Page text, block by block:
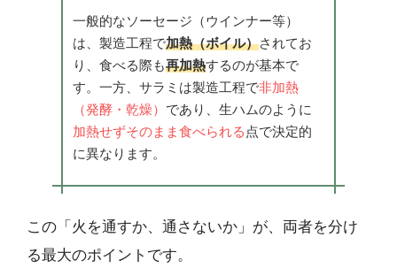
一般的なソーセージ（ウインナー等）
は、製造工程で加熱（ボイル）されてお
り、食べる際も再加熱するのが基本で
す。一方、サラミは製造工程で非加熱
（発酵・乾燥） であり、生ハムのように
加熱せずそのまま食べられる 点で決定的
に異なります。
この「火を通すか、通さないか」が、両者を分け
る最大のポイントです。